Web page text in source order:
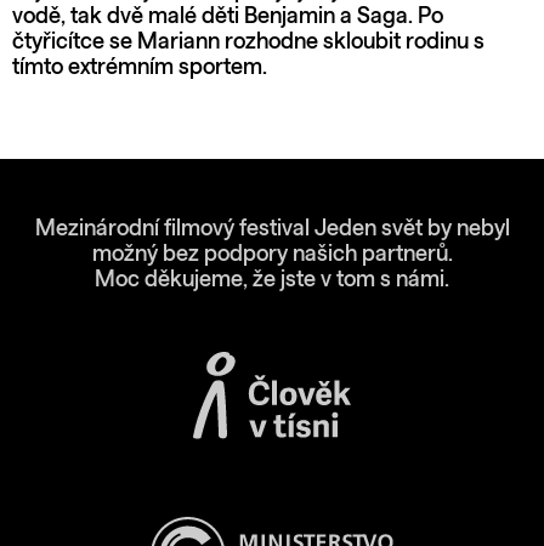
vodě, tak dvě malé děti Benjamin a Saga. Po
čtyřicítce se Mariann rozhodne skloubit rodinu s
tímto extrémním sportem.
Mezinárodní filmový festival Jeden svět by nebyl
možný bez podpory našich partnerů.
Moc děkujeme, že jste v tom s námi.